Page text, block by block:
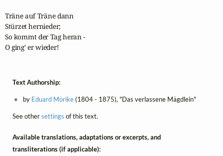
Träne auf Träne dann
Stürzet hernieder;
So kommt der Tag heran -
O ging' er wieder!
Text Authorship:
by Eduard Mörike(1804 - 1875), "Das verlassene Mägdlein"
See othersettings of this text.
Available translations, adaptations or excerpts, and
transliterations (if applicable):